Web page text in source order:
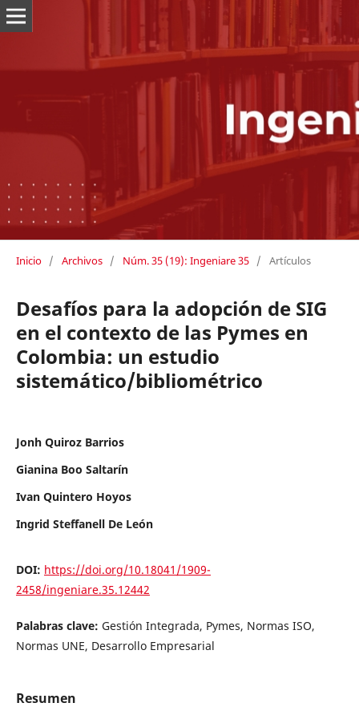
Inicio / Archivos / Núm. 35 (19): Ingeniare 35 / Artículos
Desafíos para la adopción de SIG
en el contexto de las Pymes en
Colombia: un estudio
sistemático/bibliométrico
Jonh Quiroz Barrios
Gianina Boo Saltarín
Ivan Quintero Hoyos
Ingrid Steffanell De León
DOI: https://doi.org/10.18041/1909-
2458/ingeniare.35.12442
Palabras clave: Gestión Integrada, Pymes, Normas ISO,
Normas UNE, Desarrollo Empresarial
Resumen